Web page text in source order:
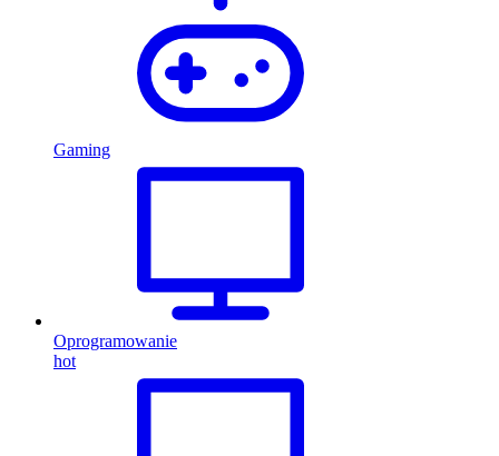
Gaming
Oprogramowanie
hot